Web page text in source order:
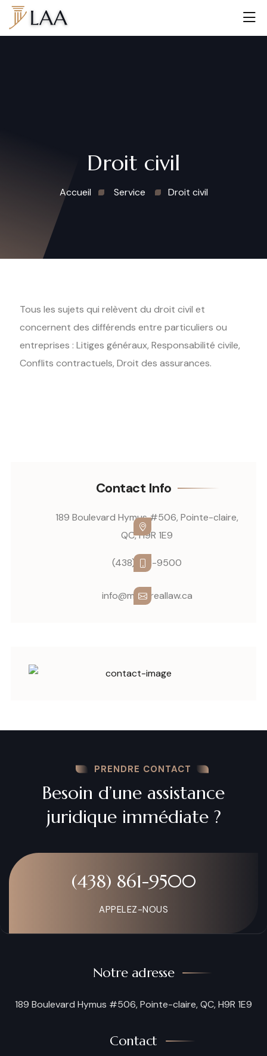
Droit civil
Accueil Service Droit civil
Tous les sujets qui relèvent du droit civil et
concernent des différends entre particuliers ou
entreprises : Litiges généraux, Responsabilité civile,
Conflits contractuels, Droit des assurances.
Contact Info
189 Boulevard Hymus #506, Pointe-claire,
QC, H9R 1E9
(438) 861-9500
info@montreallaw.ca
PRENDRE CONTACT
Besoin d’une assistance
juridique immédiate ?
(438) 861-9500
APPELEZ-NOUS
Notre adresse
189 Boulevard Hymus #506, Pointe-claire, QC, H9R 1E9
Contact